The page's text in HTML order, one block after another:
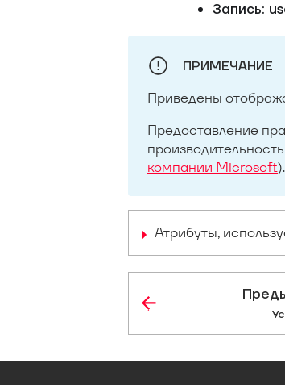
Запись:
ПРИМЕЧАНИЕ
Приведены
Предоставление
компании Microsoft).
Атрибуты,